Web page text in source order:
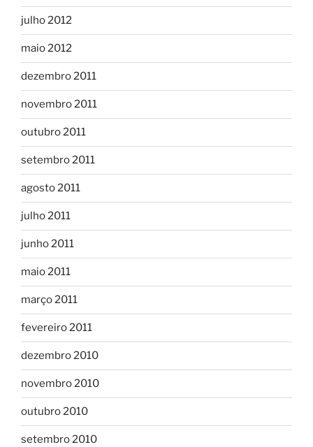
julho 2012
maio 2012
dezembro 2011
novembro 2011
outubro 2011
setembro 2011
agosto 2011
julho 2011
junho 2011
maio 2011
março 2011
fevereiro 2011
dezembro 2010
novembro 2010
outubro 2010
setembro 2010